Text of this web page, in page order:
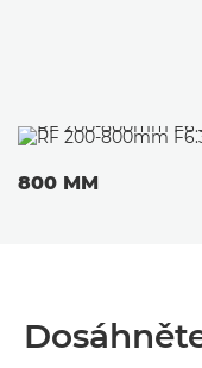
800 MM